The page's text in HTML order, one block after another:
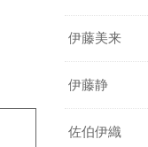
伊藤美来
伊藤静
佐伯伊織